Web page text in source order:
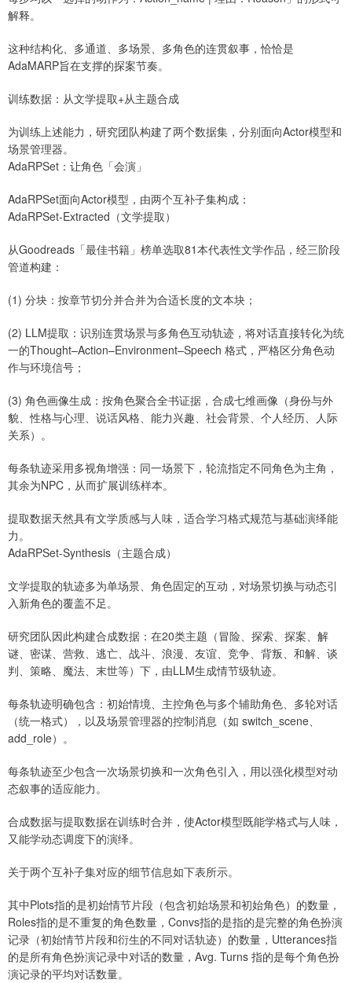
解释。
这种结构化、多通道、多场景、多角色的连贯叙事，恰恰是
AdaMARP旨在支撑的探案节奏。
训练数据：从文学提取+从主题合成
为训练上述能力，研究团队构建了两个数据集，分别面向Actor模型和
场景管理器。
AdaRPSet：让角色「会演」
AdaRPSet面向Actor模型，由两个互补子集构成：
AdaRPSet-Extracted（文学提取）
从Goodreads「最佳书籍」榜单选取81本代表性文学作品，经三阶段
管道构建：
(1) 分块：按章节切分并合并为合适长度的文本块；
(2) LLM提取：识别连贯场景与多角色互动轨迹，将对话直接转化为统
一的Thought–Action–Environment–Speech 格式，严格区分角色动
作与环境信号；
(3) 角色画像生成：按角色聚合全书证据，合成七维画像（身份与外
貌、性格与心理、说话风格、能力兴趣、社会背景、个人经历、人际
关系）。
每条轨迹采用多视角增强：同一场景下，轮流指定不同角色为主角，
其余为NPC，从而扩展训练样本。
提取数据天然具有文学质感与人味，适合学习格式规范与基础演绎能
力。
AdaRPSet-Synthesis（主题合成）
文学提取的轨迹多为单场景、角色固定的互动，对场景切换与动态引
入新角色的覆盖不足。
研究团队因此构建合成数据：在20类主题（冒险、探索、探案、解
谜、密谋、营救、逃亡、战斗、浪漫、友谊、竞争、背叛、和解、谈
判、策略、魔法、末世等）下，由LLM生成情节级轨迹。
每条轨迹明确包含：初始情境、主控角色与多个辅助角色、多轮对话
（统一格式），以及场景管理器的控制消息（如 switch_scene、
add_role）。
每条轨迹至少包含一次场景切换和一次角色引入，用以强化模型对动
态叙事的适应能力。
合成数据与提取数据在训练时合并，使Actor模型既能学格式与人味，
又能学动态调度下的演绎。
关于两个互补子集对应的细节信息如下表所示。
其中Plots指的是初始情节片段（包含初始场景和初始角色）的数量，
Roles指的是不重复的角色数量，Convs指的是指的是完整的角色扮演
记录（初始情节片段和衍生的不同对话轨迹）的数量，Utterances指
的是所有角色扮演记录中对话的数量，Avg. Turns 指的是每个角色扮
演记录的平均对话数量。